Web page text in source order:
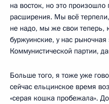
на восток, но это произошло
расширения. Мы всё
не надо, мы же свои теперь,
буржуинские, у нас
Коммунистической партии,
Больше того, я тоже уже
сейчас ельцинское время
«серая кошка пробежала».